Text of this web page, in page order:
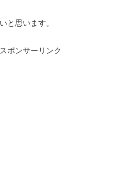
と思います。
スポンサーリンク